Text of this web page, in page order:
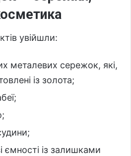
увійшли:
металевих сережок, які,
із золота;
ємності із залишками